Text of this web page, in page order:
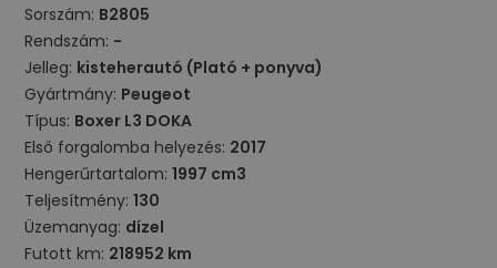
Sorszám: B2805
Rendszám: -
Jelleg: kisteherautó (Plató + ponyva)
Gyártmány: Peugeot
Típus: Boxer L3 DOKA
Első forgalomba helyezés: 2017
Hengerűrtartalom:1997 cm3
Teljesítmény:130
Üzemanyag: dízel
Futott km: 218952 km